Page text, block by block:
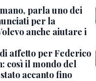
parla uno dei
per la
anche aiutare i
affetto per Federico
così il mondo del
accanto fino